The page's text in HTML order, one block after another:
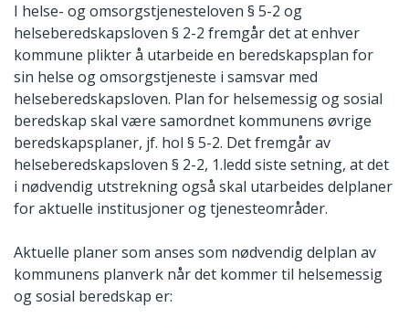
I helse- og omsorgstjenesteloven § 5-2 og
helseberedskapsloven § 2-2 fremgår det at enhver
kommune plikter å utarbeide en beredskapsplan for
sin helse og omsorgstjeneste i samsvar med
helseberedskapsloven. Plan for helsemessig og sosial
beredskap skal være samordnet kommunens øvrige
beredskapsplaner, jf. hol § 5-2. Det fremgår av
helseberedskapsloven § 2-2, 1.ledd siste setning, at det
i nødvendig utstrekning også skal utarbeides delplaner
for aktuelle institusjoner og tjenesteområder.
Aktuelle planer som anses som nødvendig delplan av
kommunens planverk når det kommer til helsemessig
og sosial beredskap er: